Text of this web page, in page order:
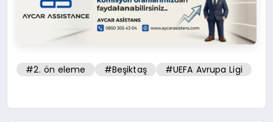
#2. ön eleme #Beşiktaş #UEFA Avrupa Ligi